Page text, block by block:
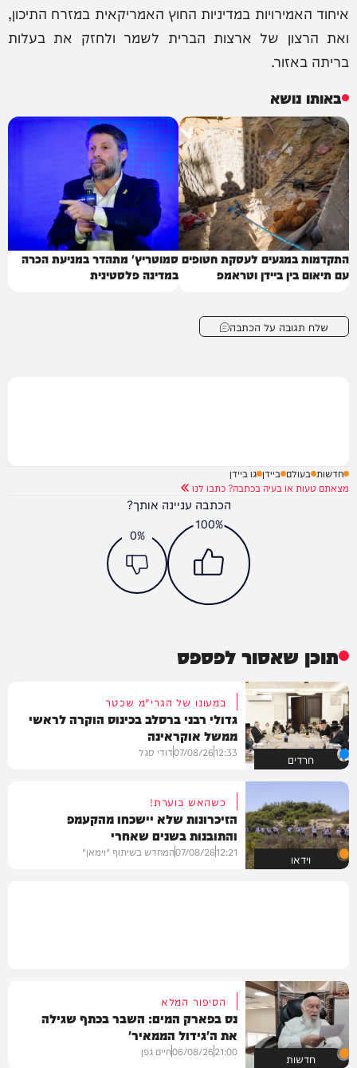
איחוד האמירויות במדיניות החוץ האמריקאית במזרח התיכון,
ואת הרצון של ארצות הברית לשמר ולחזק את בעלות
בריתה באזור.
באותו נושא
התקדמות במגעים לעסקת חטופים
עם תיאום בין ביידן וטראמפ
סמוטריץ' מתהדר במניעת הכרה
במדינה פלסטינית
שלח תגובה על הכתבה
חדשות בעולם ביידן גו ביידן
מצאתם טעות או בעיה בכתבה? כתבו לנו
הכתבה עניינה אותך?
100%
0%
תוכן שאסור לפספס
חרדים
במעונו של הגרי"מ שכטר
גדולי רבני ברסלב בכינוס הוקרה לראשי
ממשל אוקראינה
12:33
07/08/26דודי סגל
וידאו
כשהאש בוערת!
הזיכרונות שלא יישכחו מהקעמפ
והתובנות בשנים שאחרי
12:21
07/08/26המחדש בשיתוף "וימאן"
חדשות
הסיפור המלא
נס בפארק המים: השבר בכתף שגילה
את ה'גידול הממאיר'
21:00
06/08/26חיים גפן